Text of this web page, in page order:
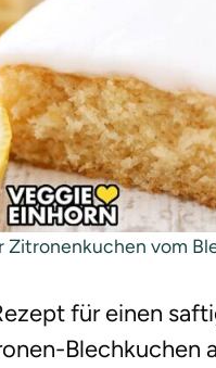
Zitronenkuchen vom
für einen
Blechkuchen